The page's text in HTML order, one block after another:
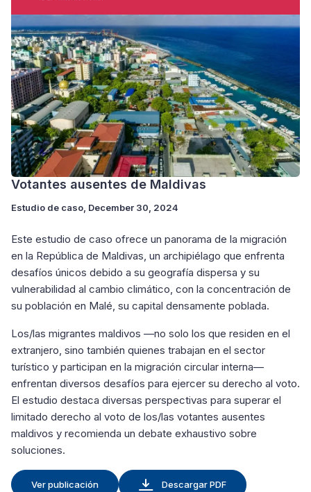
Votantes ausentes de Maldivas
Estudio de caso , December 30, 2024
Este estudio de caso ofrece un panorama de la migración
en la República de Maldivas, un archipiélago que enfrenta
desafíos únicos debido a su geografía dispersa y su
vulnerabilidad al cambio climático, con la concentración de
su población en Malé, su capital densamente poblada.
Los/las migrantes maldivos —no solo los que residen en el
extranjero, sino también quienes trabajan en el sector
turístico y participan en la migración circular interna—
enfrentan diversos desafíos para ejercer su derecho al voto.
El estudio destaca diversas perspectivas para superar el
limitado derecho al voto de los/las votantes ausentes
maldivos y recomienda un debate exhaustivo sobre
soluciones.
Ver publicación Descargar PDF